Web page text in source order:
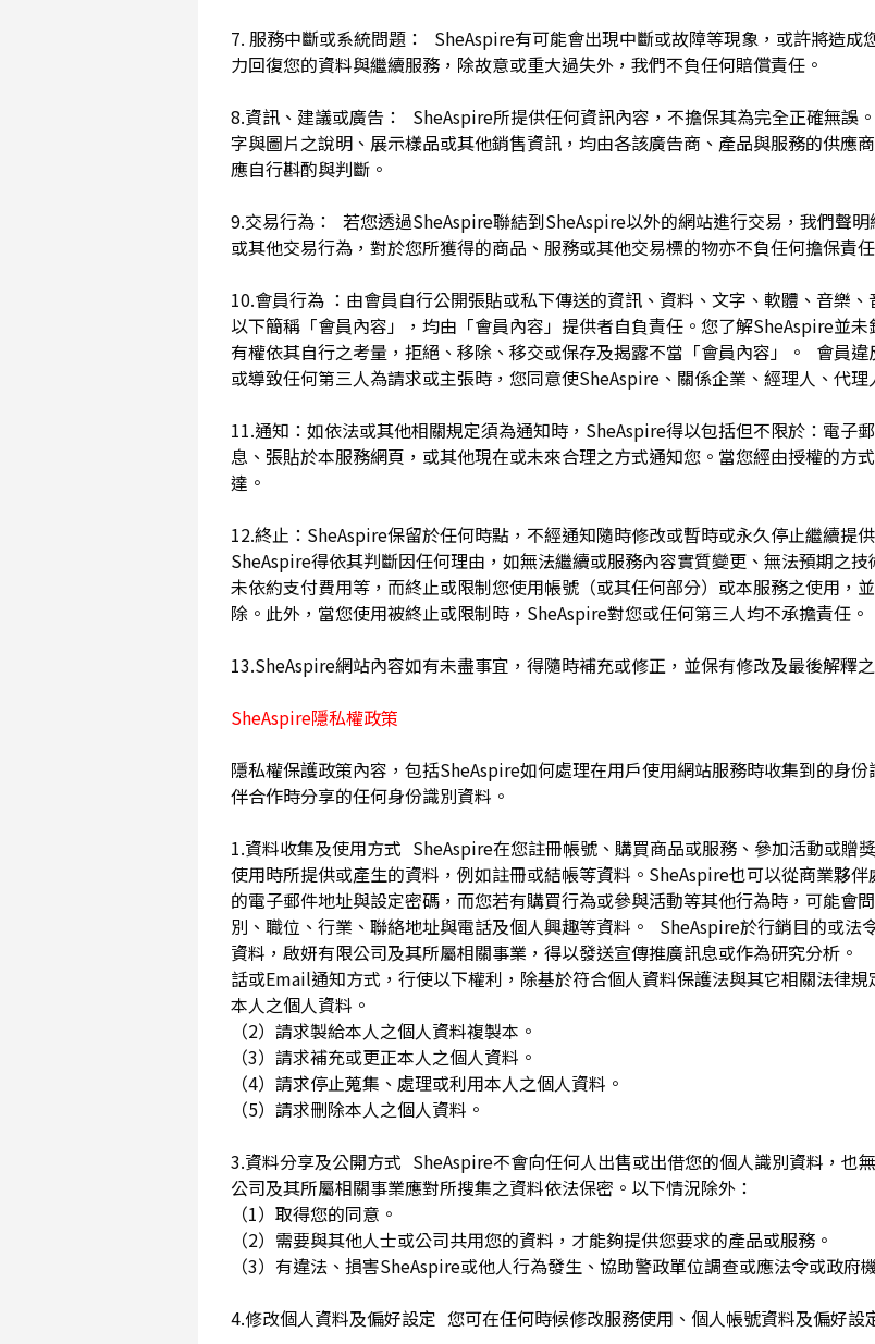
7. 服務中斷或系統問題： SheAspire有可能會出現中斷或故障等現象，或許將造成
力回復您的資料與繼續服務，除故意或重大過失外，我們不負任何賠償責任。
8.資訊、建議或廣告： SheAspire所提供任何資訊內容，不擔保其為完全正確無誤
字與圖片之說明、展示樣品或其他銷售資訊，均由各該廣告商、產品與服務的供應
應自行斟酌與判斷。
9.交易行為： 若您透過SheAspire聯結到SheAspire以外的網站進行交易，我們聲
或其他交易行為，對於您所獲得的商品、服務或其他交易標的物亦不負任何擔保責任
10.會員行為 ：由會員自行公開張貼或私下傳送的資訊、資料、文字、軟體、音樂
以下簡稱「會員內容」，均由「會員內容」提供者自負責任。您了解SheAspire並
有權依其自行之考量，拒絕、移除、移交或保存及揭露不當「會員內容」。 會員
或導致任何第三人為請求或主張時，您同意使SheAspire、關係企業、經理人、代
11.通知：如依法或其他相關規定須為通知時，SheAspire得以包括但不限於：電子
息、張貼於本服務網頁，或其他現在或未來合理之方式通知您。當您經由授權的方
達。
12.終止：SheAspire保留於任何時點，不經通知隨時修改或暫時或永久停止繼續提
SheAspire得依其判斷因任何理由，如無法繼續或服務內容實質變更、無法預期之
未依約支付費用等，而終止或限制您使用帳號（或其任何部分）或本服務之使用，
除。此外，當您使用被終止或限制時，SheAspire對您或任何第三人均不承擔責任。
13.SheAspire網站內容如有未盡事宜，得隨時補充或修正，並保有修改及最後解釋
SheAspire隱私權政策
隱私權保護政策內容，包括SheAspire如何處理在用戶使用網站服務時收集到的身
伴合作時分享的任何身份識別資料。
1.資料收集及使用方式 SheAspire在您註冊帳號、購買商品或服務、參加活動或贈
使用時所提供或產生的資料，例如註冊或結帳等資料。SheAspire也可以從商業夥
的電子郵件地址與設定密碼，而您若有購買行為或參與活動等其他行為時，可能會
別、職位、行業、聯絡地址與電話及個人興趣等資料。 SheAspire於行銷目的或法
資料，啟妍有限公司及其所屬相關事業，得以發送宣傳推廣訊息或作為研究分析
話或Email通知方式，行使以下權利，除基於符合個人資料保護法與其它相關法律
本人之個人資料。
（2）請求製給本人之個人資料複製本。
（3）請求補充或更正本人之個人資料。
（4）請求停止蒐集、處理或利用本人之個人資料。
（5）請求刪除本人之個人資料。
3.資料分享及公開方式 SheAspire不會向任何人出售或出借您的個人識別資料，也
公司及其所屬相關事業應對所搜集之資料依法保密。以下情況除外：
（1）取得您的同意。
（2）需要與其他人士或公司共用您的資料，才能夠提供您要求的產品或服務。
（3）有違法、損害SheAspire或他人行為發生、協助警政單位調查或應法令或政府
4.修改個人資料及偏好設定 您可在任何時候修改服務使用、個人帳號資料及偏好設